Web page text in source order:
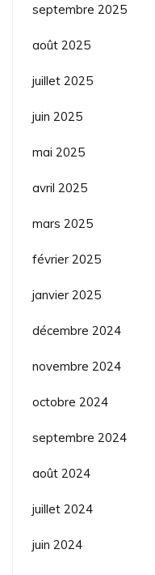
septembre 2025
août 2025
juillet 2025
juin 2025
mai 2025
avril 2025
mars 2025
février 2025
janvier 2025
décembre 2024
novembre 2024
octobre 2024
septembre 2024
août 2024
juillet 2024
juin 2024